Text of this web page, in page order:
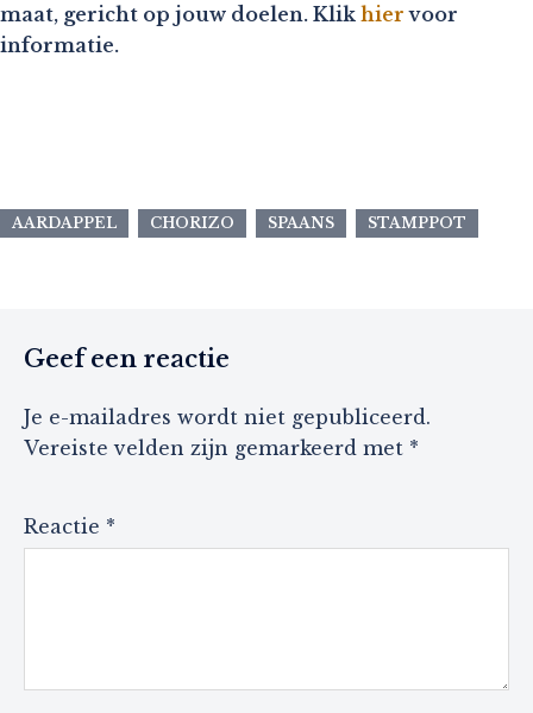
maat, gericht op jouw doelen. Klik hier voor
informatie.
AARDAPPEL CHORIZO SPAANS STAMPPOT
Geef een reactie
Je e-mailadres wordt niet gepubliceerd.
Vereiste velden zijn gemarkeerd met *
Reactie *